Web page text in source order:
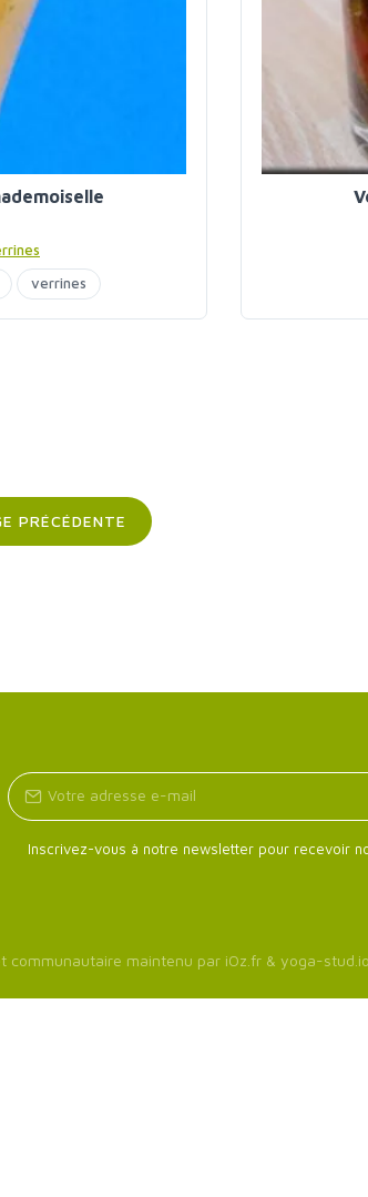
verrines
PRÉCÉDENTE
Inscrivez-vous à notre newsletter pour recevoir
communautaire maintenu par iOz.fr & yoga-stud.io